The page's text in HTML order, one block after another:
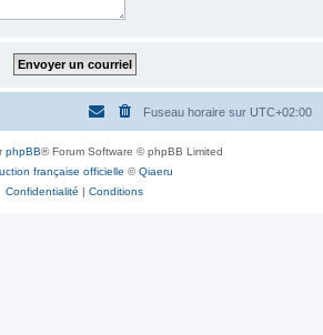
Fuseau horaire sur UTC+02:00
phpBB® Forum Software © phpBB Limited
française officielle ©Qiaeru
Confidentialité | Conditions